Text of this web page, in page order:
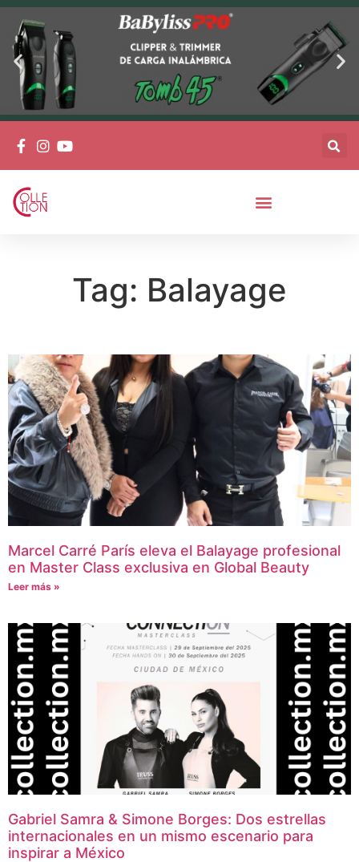
Tag: Balayage
Marcel Carré París eleva el Balayage profesional
en Master Class exclusiva en Global Beauty
Leer más »
Gabriel Samra & Simone Borges: Dos estrellas
internacionales en un mismo escenario para
inspirar a México